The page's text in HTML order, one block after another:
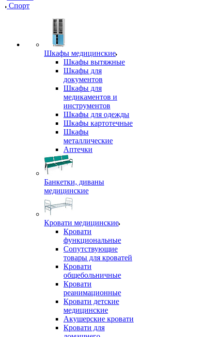
Спорт
Шкафы медицинские
Шкафы вытяжные
Шкафы для
документов
Шкафы для
медикаментов и
инструментов
Шкафы для одежды
Шкафы картотечные
Шкафы
металлические
Аптечки
Банкетки, диваны
медицинские
Кровати медицинские
Кровати
функциональные
Сопутствующие
товары для кроватей
Кровати
общебольничные
Кровати
реанимационные
Кровати детские
медицинские
Акушерские кровати
Кровати для